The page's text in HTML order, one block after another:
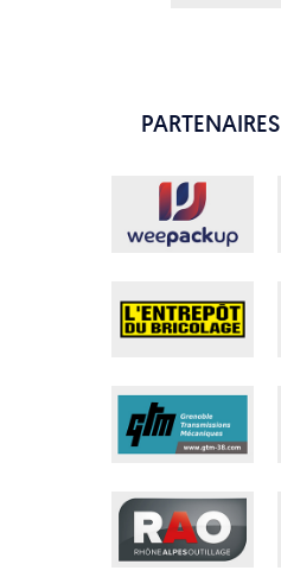
PARTENAIRES